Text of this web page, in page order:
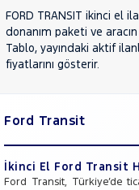
KIA
LANCIA
BENZ
MINI
MITSUBISHI
MOTORSIKLET
FORD TRANSIT ikinci el
donanım paketi ve
Tablo, yayındaki aktif
fiyatlarını gösterir.
Ford Transit
İkinci El Ford Transit
Ford Transit, Türkiye’de